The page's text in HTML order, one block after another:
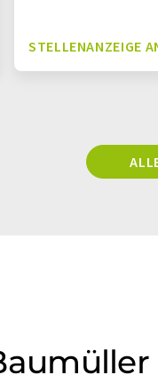
STELLENANZEIGE